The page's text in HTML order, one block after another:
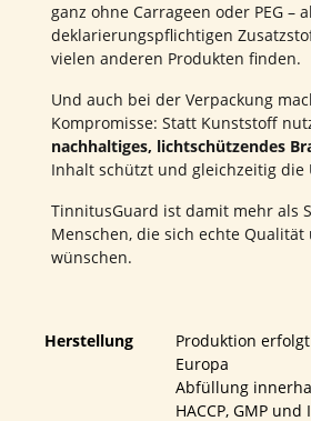
ganz ohne Carrageen oder PEG –
deklarierungspflichtigen
vielen anderen Produkten finden.
Und auch bei der Verpackung
Kompromisse: Statt Kunststoff
nachhaltiges, lichtschützendes
Inhalt schützt und gleichzeitig die
TinnitusGuard ist damit mehr als
Menschen, die sich echte
wünschen.
Herstellung
Produktion
Europa
Abfüllung
HACCP, GMP und